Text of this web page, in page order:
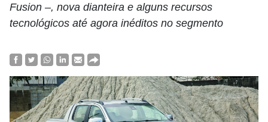
Fusion –, nova dianteira e alguns recursos
tecnológicos até agora inéditos no segmento